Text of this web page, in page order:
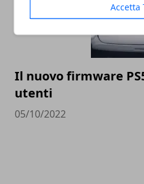
Accetta
Il nuovo firmware
utenti
05/10/2022